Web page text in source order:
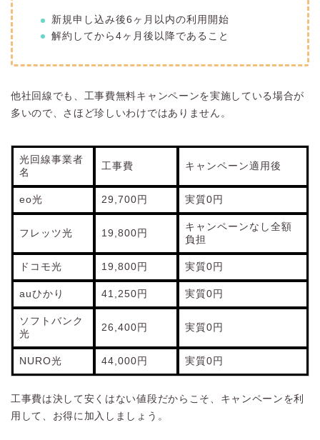
新規申し込み後6ヶ月以内の利用開始
解約してから4ヶ月後以降であること
他社回線でも、工事費無料キャンペーンを実施している場合が
多いので、さほど珍しいわけではありません。
光回線事業者
名
工事費 キャンペーン適用後
eo光 29,700円 実質0円
フレッツ光 19,800円
キャンペーンなし全額
負担
ドコモ光 19,800円 実質0円
auひかり 41,250円 実質0円
ソフトバンク
光
26,400円 実質0円
NURO光 44,000円 実質0円
工事費は決して安くはない値段だからこそ、キャンペーンを利
用して、お得に加入しましょう。